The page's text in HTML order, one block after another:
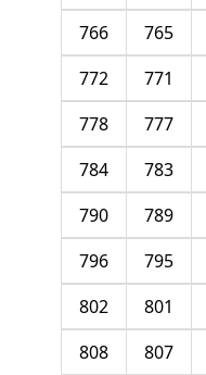
765
766
771
772
777
778
783
784
789
790
795
796
801
802
807
808